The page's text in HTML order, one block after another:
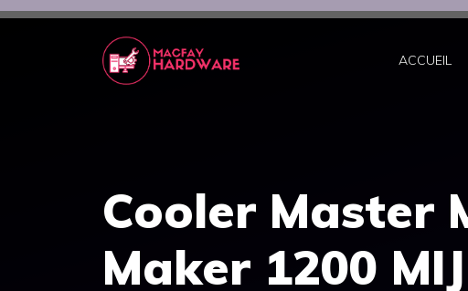
Aller
ACCUEIL
Cooler Master
Maker 1200 MIJ